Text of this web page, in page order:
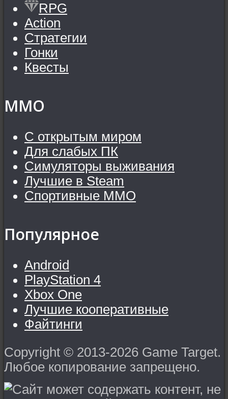
RPG
Action
Стратегии
Гонки
Квесты
MMO
С открытым миром
Для слабых ПК
Симуляторы выживания
Лучшие в Steam
Спортивные MMO
Популярное
Android
PlayStation 4
Xbox One
Лучшие кооперативные
Файтинги
Copyright © 2013-2026 Game Target.
Любое копирование запрещено.